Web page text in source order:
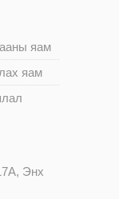
яам
яам
Энх